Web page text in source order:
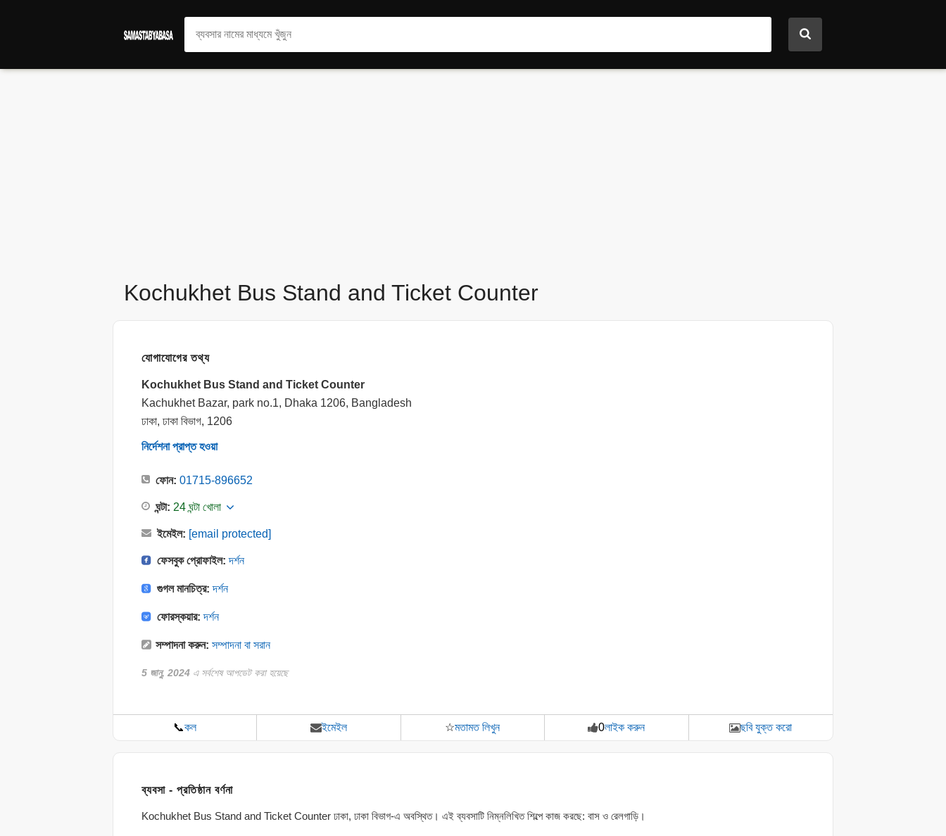
Kochukhet Bus Stand and Ticket Counter
যোগাযোগের তথ্য
Kochukhet Bus Stand and Ticket Counter
Kachukhet Bazar, park no.1, Dhaka 1206, Bangladesh
ঢাকা, ঢাকা বিভাগ, 1206
নির্দেশনা প্রাপ্ত হওয়া
ফোন: 01715-896652
ঘন্টা: 24 ঘন্টা খোলা
ইমেইল: [email protected]
ফেসবুক প্রোফাইল:দর্শন
গুগল মানচিত্র:দর্শন
ফোরস্কয়ার:দর্শন
সম্পাদনা করুন: সম্পাদনা বা সরান
5 জানু, 2024 এ সর্বশেষ আপডেট করা হয়েছে
📞কল ইমেইল ☆মতামত লিখুন 0লাইক করুন ছবি যুক্ত করো
ব্যবসা - প্রতিষ্ঠান বর্ণনা
Kochukhet Bus Stand and Ticket Counter ঢাকা, ঢাকা বিভাগ-এ অবস্থিত। এই ব্যবসাটি নিম্নলিখিত শিল্পে কাজ করছে: বাস ও রেলগাড়ি।